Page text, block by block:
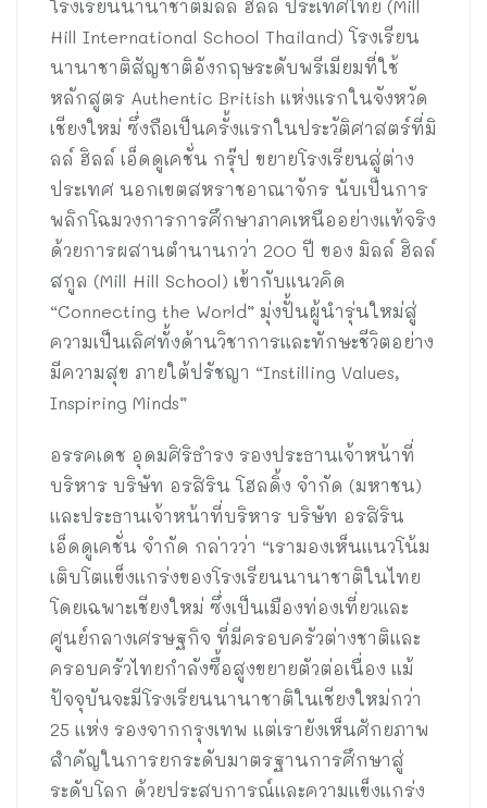
โรงเรียนนานาชาติมิลล์ ฮิลล์ ประเทศไทย (Mill
Hill International School Thailand) โรงเรียน
นานาชาติสัญชาติอังกฤษระดับพรีเมียมที่ใช้
หลักสูตร Authentic British แห่งแรกในจังหวัด
เชียงใหม่ ซึ่งถือเป็นครั้งแรกในประวัติศาสตร์ที่มิ
ลล์ ฮิลล์ เอ็ดดูเคชั่น กรุ๊ป ขยายโรงเรียนสู่ต่าง
ประเทศ นอกเขตสหราชอาณาจักร นับเป็นการ
พลิกโฉมวงการการศึกษาภาคเหนืออย่างแท้จริง
ด้วยการผสานตำนานกว่า 200 ปี ของ มิลล์ ฮิลล์
สกูล (Mill Hill School) เข้ากับแนวคิด
“Connecting the World” มุ่งปั้นผู้นำรุ่นใหม่สู่
ความเป็นเลิศทั้งด้านวิชาการและทักษะชีวิตอย่าง
มีความสุข ภายใต้ปรัชญา “Instilling Values,
Inspiring Minds”
อรรคเดช อุดมศิริธำรง รองประธานเจ้าหน้าที่
บริหาร บริษัท อรสิริน โฮลดิ้ง จำกัด (มหาชน)
และประธานเจ้าหน้าที่บริหาร บริษัท อรสิริน
เอ็ดดูเคชั่น จำกัด กล่าวว่า “เรามองเห็นแนวโน้ม
เติบโตแข็งแกร่งของโรงเรียนนานาชาติในไทย
โดยเฉพาะเชียงใหม่ ซึ่งเป็นเมืองท่องเที่ยวและ
ศูนย์กลางเศรษฐกิจ ที่มีครอบครัวต่างชาติและ
ครอบครัวไทยกำลังซื้อสูงขยายตัวต่อเนื่อง แม้
ปัจจุบันจะมีโรงเรียนนานาชาติในเชียงใหม่กว่า
25 แห่ง รองจากกรุงเทพ แต่เรายังเห็นศักยภาพ
สำคัญในการยกระดับมาตรฐานการศึกษาสู่
ระดับโลก ด้วยประสบการณ์และความแข็งแกร่ง